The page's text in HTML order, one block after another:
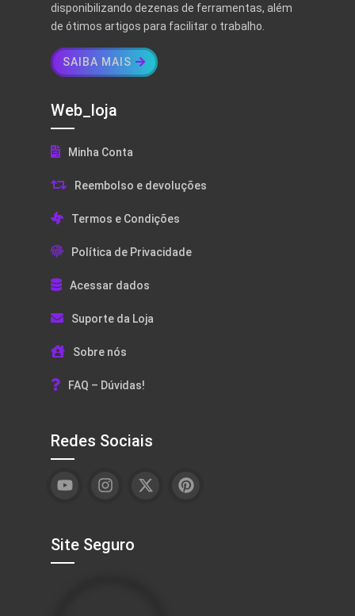
disponibilizando dezenas de ferramentas, além
de ótimos artigos para facilitar o trabalho.
SAIBA MAIS
Web_loja
Minha Conta
Reembolso e devoluções
Termos e Condições
Política de Privacidade
Acessar dados
Suporte da Loja
Sobre nós
FAQ – Dúvidas!
Redes Sociais
Site Seguro